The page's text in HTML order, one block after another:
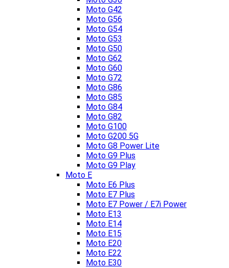
Moto G42
Moto G56
Moto G54
Moto G53
Moto G50
Moto G62
Moto G60
Moto G72
Moto G86
Moto G85
Moto G84
Moto G82
Moto G100
Moto G200 5G
Moto G8 Power Lite
Moto G9 Plus
Moto G9 Play
Moto E
Moto E6 Plus
Moto E7 Plus
Moto E7 Power / E7i Power
Moto E13
Moto E14
Moto E15
Moto E20
Moto E22
Moto E30